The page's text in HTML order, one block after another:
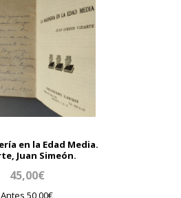
en la Edad Media.
Juan Simeón.
45,00€
Antes 50,00€